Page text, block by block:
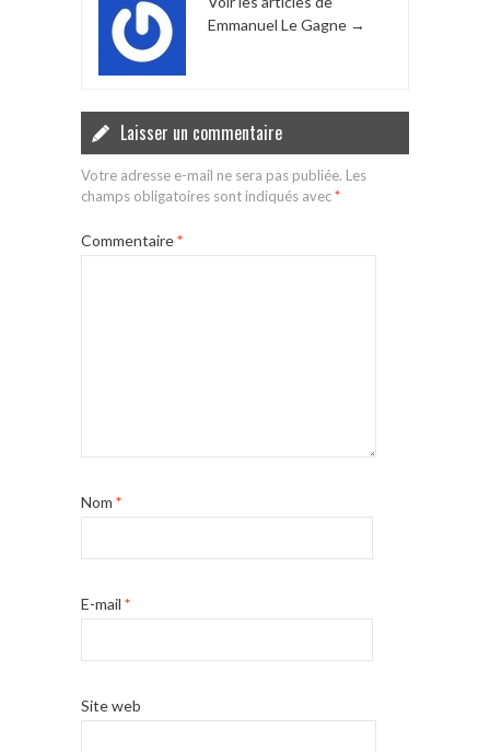
Emmanuel Le Gagne →
Laisser un commentaire
Votre adresse e-mail ne sera pas publiée. Les
champs obligatoires sont indiqués avec*
Commentaire*
Nom *
E-mail *
Site web